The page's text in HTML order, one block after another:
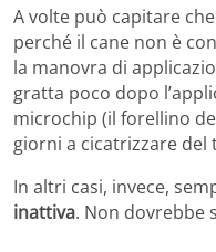
A volte può capitare che
perché il cane non è
la manovra di
gratta poco dopo
microchip (il forellino
giorni a cicatrizzare del
In altri casi, invece,
inattiva. Non dovrebbe